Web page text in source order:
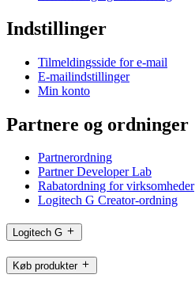
Indstillinger
Tilmeldingsside for e-mail
E-mailindstillinger
Min konto
Partnere og ordninger
Partnerordning
Partner Developer Lab
Rabatordning for virksomheder
Logitech G Creator-ordning
Logitech G
Køb produkter